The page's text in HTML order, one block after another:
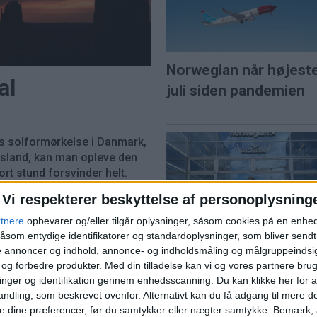
Vi respekterer beskyttelse af
opbevarer og/eller tilgår oplysninger, såsom cookies på en
entydige identifikatorer og standardoplysninger, som bliver
annoncer og indhold, annonce- og indholdsmåling og
forbedre produkter. Med din tilladelse kan vi og vores partnere
og identifikation gennem enhedsscanning. Du kan klikke her for
som beskrevet ovenfor. Alternativt kan du få adgang til mere
dine præferencer, før du samtykker eller nægter samtykke. Bemærk,
solformørkelse i Danmark,
kan man opleve den
stund forsvinder helt.
store naturoplevelser,
hvor dag bliver til nat.
travleste lufthavn
på Kastrup - kan
Norwegian når
juli siden pandemien
Norwegians direktør
Karlsen: "Vi bygger et
komplet nordisk
rejsehus"